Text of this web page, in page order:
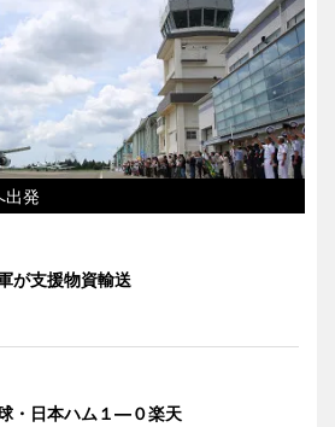
出発
が支援物資輸送
・日本ハム１―０楽天